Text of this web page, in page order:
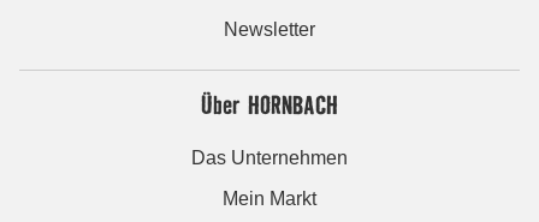
Newsletter
Über HORNBACH
Das Unternehmen
Mein Markt